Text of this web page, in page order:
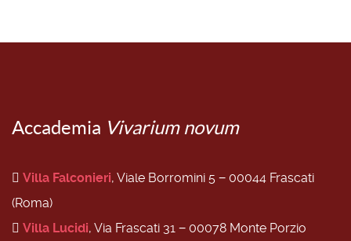
Accademia Vivarium novum
Villa Falconieri, Viale Borromini 5 − 00044 Frascati
(Roma)
Villa Lucidi, Via Frascati 31 − 00078 Monte Porzio